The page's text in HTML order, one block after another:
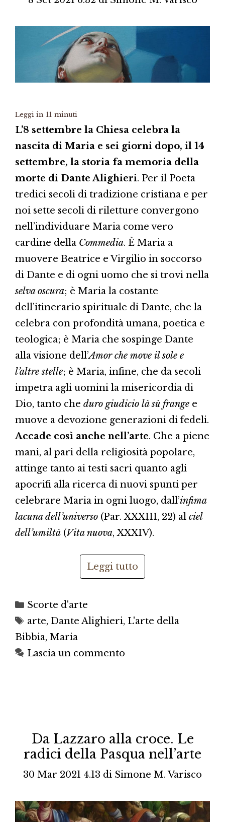
Leggi in 11 minuti
L’8 settembre la Chiesa celebra la
nascita di Maria e sei giorni dopo, il 14
settembre, la storia fa memoria della
morte di Dante Alighieri. Per il Poeta
tredici secoli di tradizione cristiana e per
noi sette secoli di riletture convergono
nell’individuare Maria come vero
cardine della Commedia. È Maria a
muovere Beatrice e Virgilio in soccorso
di Dante e di ogni uomo che si trovi nella
selva oscura; è Maria la costante
dell’itinerario spirituale di Dante, che la
celebra con profondità umana, poetica e
teologica; è Maria che sospinge Dante
alla visione dell’Amor che move il sole e
l’altre stelle; è Maria, infine, che da secoli
impetra agli uomini la misericordia di
Dio, tanto che duro giudicio là sù frange e
muove a devozione generazioni di fedeli.
Accade così anche nell’arte. Che a piene
mani, al pari della religiosità popolare,
attinge tanto ai testi sacri quanto agli
apocrifi alla ricerca di nuovi spunti per
celebrare Maria in ogni luogo, dall’infima
lacuna dell’universo (Par. XXXIII, 22) al ciel
dell’umiltà (Vita nuova, XXXIV).
Leggi tutto
Categorie
Scorte d'arte
Tag
arte, Dante Alighieri, L'arte della
Bibbia, Maria
Lascia un commento
Da Lazzaro alla croce. Le
radici della Pasqua nell’arte
30 Mar 2021 4.13 di Simone M. Varisco